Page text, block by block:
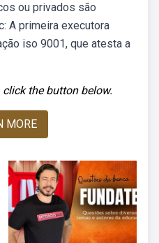
ou privados são
A primeira executora
iso 9001, que atesta a
the button below.
MORE